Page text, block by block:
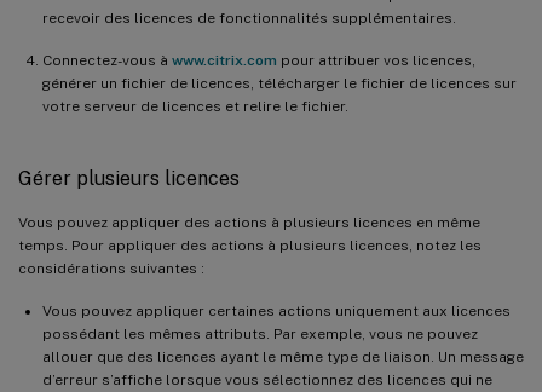
recevoir des licences de fonctionnalités supplémentaires.
Connectez-vous à www.citrix.com pour attribuer vos licences,
générer un fichier de licences, télécharger le fichier de licences sur
votre serveur de licences et relire le fichier.
Gérer plusieurs licences
Vous pouvez appliquer des actions à plusieurs licences en même
temps. Pour appliquer des actions à plusieurs licences, notez les
considérations suivantes :
Vous pouvez appliquer certaines actions uniquement aux licences
possédant les mêmes attributs. Par exemple, vous ne pouvez
allouer que des licences ayant le même type de liaison. Un message
d’erreur s’affiche lorsque vous sélectionnez des licences qui ne